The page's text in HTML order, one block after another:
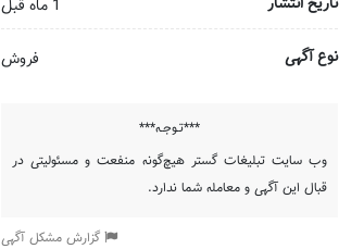
1 ماه قبل
نوع آگهی فروش
***تـوجـه***
وب سایت تبلیغات گستر هیچ‌گونه منفعت و مسئولیتی در
قبال این آگهی و معامله شما ندارد.
گزارش مشکل آگهی